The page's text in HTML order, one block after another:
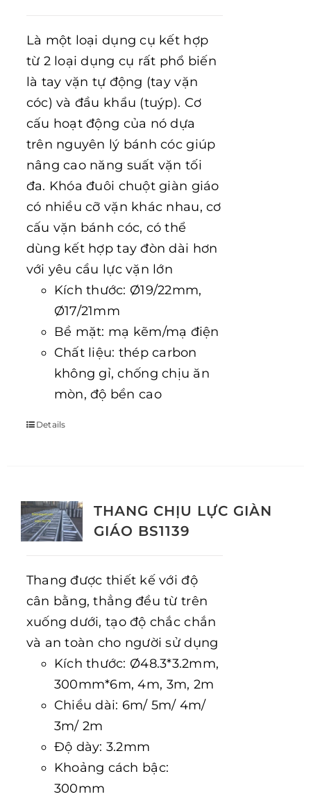
Là một loại dụng cụ kết hợp
từ 2 loại dụng cụ rất phổ biến
là tay vặn tự động (tay vặn
cóc) và đầu khẩu (tuýp). Cơ
cấu hoạt động của nó dựa
trên nguyên lý bánh cóc giúp
nâng cao năng suất vặn tối
đa. Khóa đuôi chuột giàn giáo
có nhiều cỡ vặn khác nhau, cơ
cấu vặn bánh cóc, có thể
dùng kết hợp tay đòn dài hơn
với yêu cầu lực vặn lớn
Kích thước: Ø19/22mm,
Ø17/21mm
Bề mặt: mạ kẽm/mạ điện
Chất liệu: thép carbon
không gỉ, chống chịu ăn
mòn, độ bền cao
Details
THANG CHỊU LỰC GIÀN
GIÁO BS1139
Thang được thiết kế với độ
cân bằng, thẳng đều từ trên
xuống dưới, tạo độ chắc chắn
và an toàn cho người sử dụng
Kích thước: Ø48.3*3.2mm,
300mm*6m, 4m, 3m, 2m
Chiều dài: 6m/ 5m/ 4m/
3m/ 2m
Độ dày: 3.2mm
Khoảng cách bậc:
300mm